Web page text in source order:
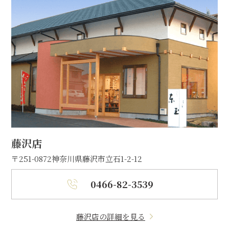
藤沢店
〒251-0872神奈川県藤沢市立石1-2-12
0466-82-3539
藤沢店の詳細を見る